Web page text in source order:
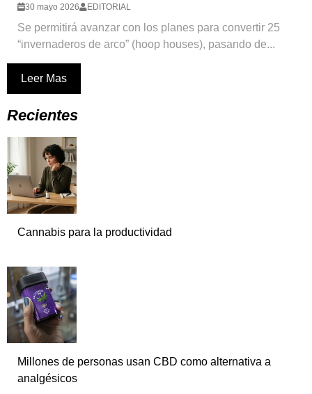
30 mayo 2026 EDITORIAL
Se permitirá avanzar con los planes para convertir 25
“invernaderos de arco” (hoop houses), pasando de...
Leer Mas
Recientes
Cannabis para la productividad
Millones de personas usan CBD como alternativa a
analgésicos